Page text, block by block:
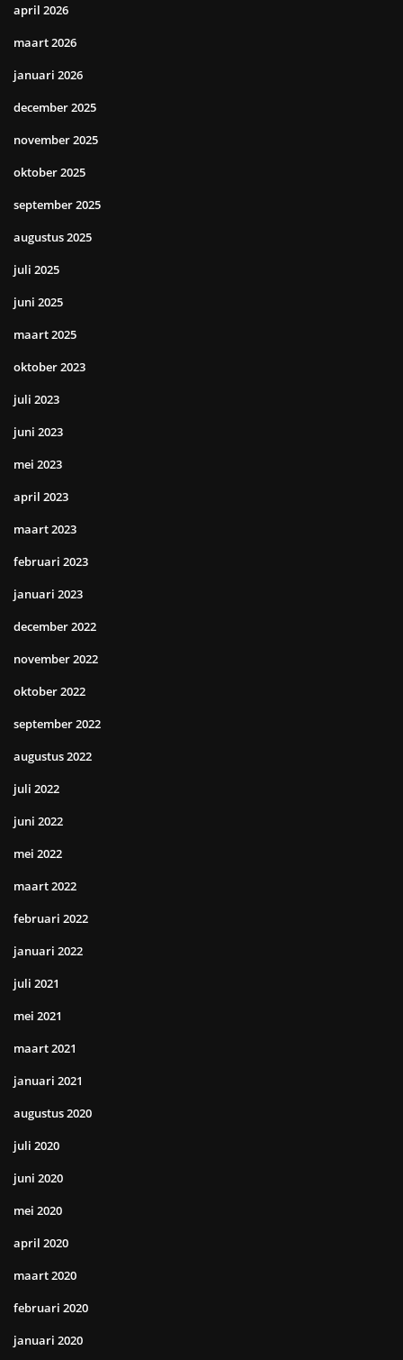
april 2026
maart 2026
januari 2026
december 2025
november 2025
oktober 2025
september 2025
augustus 2025
juli 2025
juni 2025
maart 2025
oktober 2023
juli 2023
juni 2023
mei 2023
april 2023
maart 2023
februari 2023
januari 2023
december 2022
november 2022
oktober 2022
september 2022
augustus 2022
juli 2022
juni 2022
mei 2022
maart 2022
februari 2022
januari 2022
juli 2021
mei 2021
maart 2021
januari 2021
augustus 2020
juli 2020
juni 2020
mei 2020
april 2020
maart 2020
februari 2020
januari 2020